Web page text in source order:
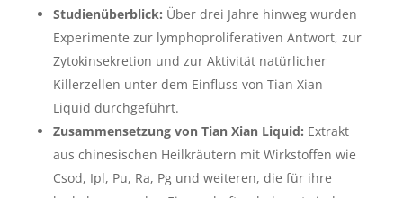
Studienüberblick: Über drei Jahre hinweg wurden
Experimente zur lymphoproliferativen Antwort, zur
Zytokinsekretion und zur Aktivität natürlicher
Killerzellen unter dem Einfluss von Tian Xian
Liquid durchgeführt.
Zusammensetzung von Tian Xian Liquid: Extrakt
aus chinesischen Heilkräutern mit Wirkstoffen wie
Csod, Ipl, Pu, Ra, Pg und weiteren, die für ihre